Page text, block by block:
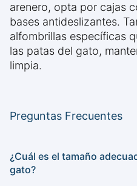
arenero, opta por cajas
bases antideslizantes.
alfombrillas específicas
las patas del gato,
limpia.
Preguntas Frecuentes
¿Cuál es el tamaño
gato?